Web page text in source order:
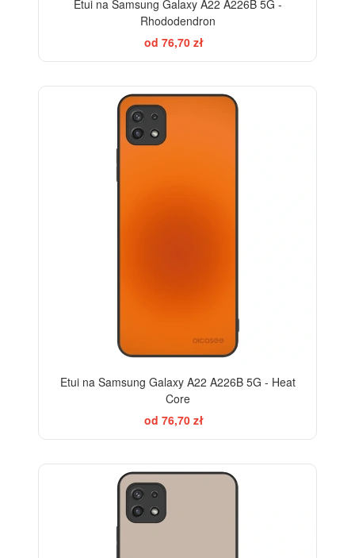
Etui na Samsung Galaxy A22 A226B 5G -
Rhododendron
od 76,70 zł
Etui na Samsung Galaxy A22 A226B 5G - Heat
Core
od 76,70 zł